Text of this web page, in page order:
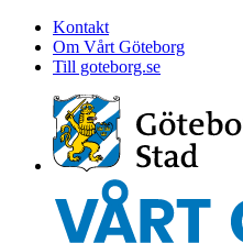
Kontakt
Om Vårt Göteborg
Till goteborg.se